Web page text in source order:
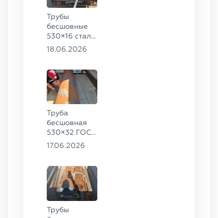
Трубы
бесшовные
530×16 сталь
13ХФА,
18.06.2026
Труба
бесшовная
530×32 ГОСТ
8732-78, ст.
17.06.2026
Трубы